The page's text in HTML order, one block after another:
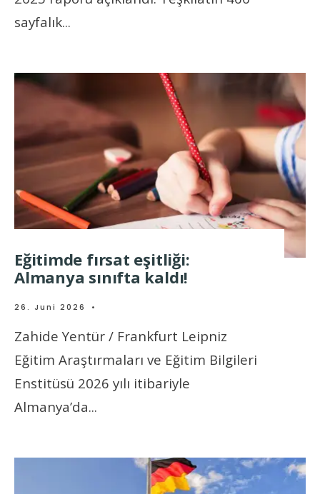
sayfalık...
Eğitimde fırsat eşitliği:
Almanya sınıfta kaldı!
26. Juni 2026 •
Zahide Yentür / Frankfurt Leipniz
Eğitim Araştırmaları ve Eğitim Bilgileri
Enstitüsü 2026 yılı itibariyle
Almanya’da...